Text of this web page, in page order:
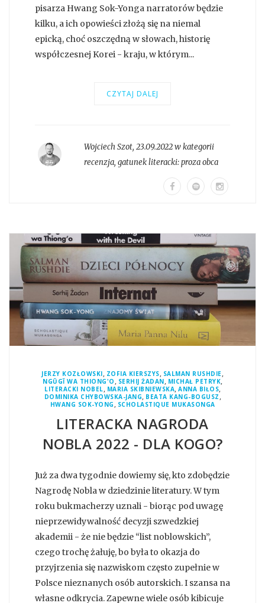
pisarza Hwang Sok-Yonga narratorów będzie
kilku, a ich opowieści złożą się na niemal
epicką, choć oszczędną w słowach, historię
współczesnej Korei - kraju, w którym...
CZYTAJ DALEJ
Wojciech Szot, 23.09.2022 w kategorii
recenzja, gatunek literacki:proza obca
JERZY KOZŁOWSKI, ZOFIA KIERSZYS, SALMAN RUSHDIE,
NGŨGĨ WA THIONG'O , SERHIJ ŻADAN, MICHAŁ PETRYK,
LITERACKI NOBEL, MARIA SKIBNIEWSKA, ANNA BIŁOS,
DOMINIKA CHYBOWSKA-JANG, BEATA KANG-BOGUSZ ,
HWANG SOK-YONG , SCHOLASTIQUE MUKASONGA
LITERACKA NAGRODA
NOBLA 2022 - DLA KOGO?
Już za dwa tygodnie dowiemy się, kto zdobędzie
Nagrodę Nobla w dziedzinie literatury. W tym
roku bukmacherzy uznali - biorąc pod uwagę
nieprzewidywalność decyzji szwedzkiej
akademii - że nie będzie “list noblowskich”,
czego trochę żałuję, bo była to okazja do
przyjrzenia się nazwiskom często zupełnie w
Polsce nieznanych osób autorskich. I szansa na
własne odkrycia. Zapewne wiele osób kibicuje